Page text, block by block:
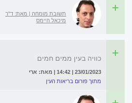
תשובת מומחה | מאת: ד"ר
מיכאל היימס
כוויה בעין ממים חמים
23/01/2023 | 14:42 | מאת: ארי
מתוך פורום בריאות העין